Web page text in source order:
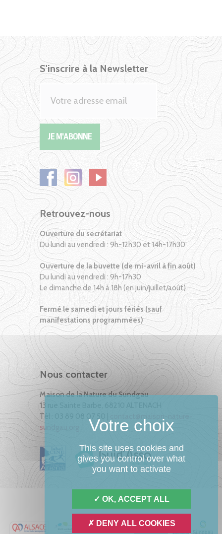
S'inscrire à la Newsletter
Retrouvez-nous
Ouverture du secrétariat
Du lundi au vendredi : 9h-12h30 et 14h-17h30
Ouverture de la buvette (de mi-avril à fin août)
Du lundi au vendredi : 9h-17h30
Le dimanche de 14h à 18h (en juin/juillet/août)
Fermé le samedi et jours fériés (sauf
manifestations programmées)
Nous contacter
Maison de la Nature du Sundgau
13 rue Sainte Barbe, 68210 ALTENACH
Tél : 03 89 08 07 50 |
sundgau.org
This site uses cookies and
gives you control over what
you want to activate
OK, ACCEPT ALL
DENY ALL COOKIES